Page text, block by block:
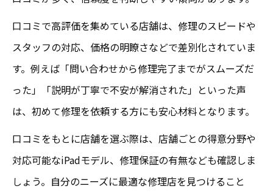
口コミで高評価を集めている店舗は、修理のスピードや
スタッフの対応、価格の明瞭さなどで差別化されていま
す。例えば「問い合わせから修理完了までがスムーズだ
った」「説明が丁寧で不安が解消された」といった声
は、初めて修理を依頼する方にも安心材料となります。
口コミをもとに店舗を選ぶ際は、店舗ごとの得意分野や
対応可能なiPadモデル、修理保証の有無なども確認しま
しょう。自分のニーズに最適な修理店を見つけること